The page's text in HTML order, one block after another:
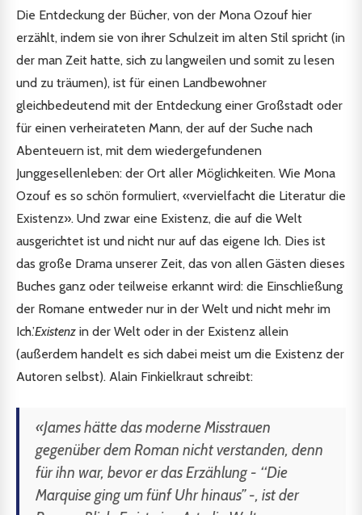
Die Entdeckung der Bücher, von der Mona Ozouf hier
erzählt, indem sie von ihrer Schulzeit im alten Stil spricht (in
der man Zeit hatte, sich zu langweilen und somit zu lesen
und zu träumen), ist für einen Landbewohner
gleichbedeutend mit der Entdeckung einer Großstadt oder
für einen verheirateten Mann, der auf der Suche nach
Abenteuern ist, mit dem wiedergefundenen
Junggesellenleben: der Ort aller Möglichkeiten. Wie Mona
Ozouf es so schön formuliert, «vervielfacht die Literatur die
Existenz». Und zwar eine Existenz, die auf die Welt
ausgerichtet ist und nicht nur auf das eigene Ich. Dies ist
das große Drama unserer Zeit, das von allen Gästen dieses
Buches ganz oder teilweise erkannt wird: die Einschließung
der Romane entweder nur in der Welt und nicht mehr im
Ich.’Existenz in der Welt oder in der Existenz allein
(außerdem handelt es sich dabei meist um die Existenz der
Autoren selbst). Alain Finkielkraut schreibt:
«James hätte das moderne Misstrauen
gegenüber dem Roman nicht verstanden, denn
für ihn war, bevor er dasErzählung - ‘‘Die
Marquise ging um fünf Uhr hinaus’’ -, ist der